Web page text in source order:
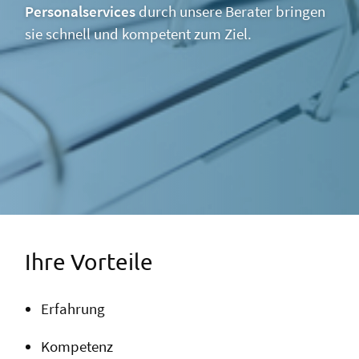
Personalservices durch unsere Berater bringen
sie schnell und kompetent zum Ziel.
Ihre Vorteile
Erfahrung
Kompetenz